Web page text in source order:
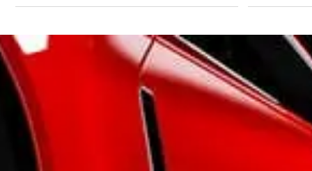
- Echappement à double sortie
- Jantes Alu
- Phares avant LED
- Poignées ton carrosserie
- Radar de stationnement AR
- Radar de stationnement AV
- Répétiteurs de clignotant dans rétro ext
- Rétroviseurs dégivrants